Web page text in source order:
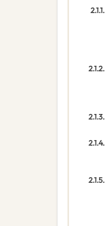
2.1.1.
2.1.2.
2.1.3.
2.1.4.
2.1.5.